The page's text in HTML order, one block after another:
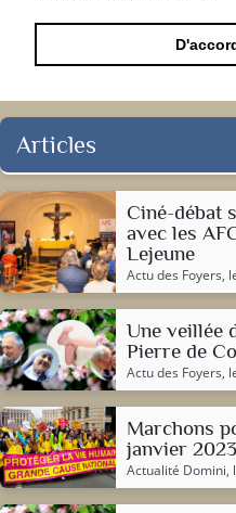
Articles
Ciné-débat
avec les
Lejeune
Actu des Foyers,
Une veillée
Pierre de
Actu des Foyers,
Marchons
janvier
Actualité Domini,